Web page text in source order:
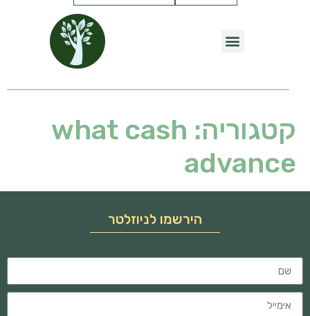
קטגוריה: what cash
advance
הירשמו לניוזלטר